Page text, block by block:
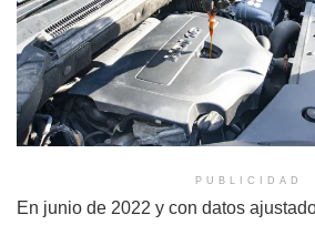
PUBLICIDAD
En junio de 2022 y con datos